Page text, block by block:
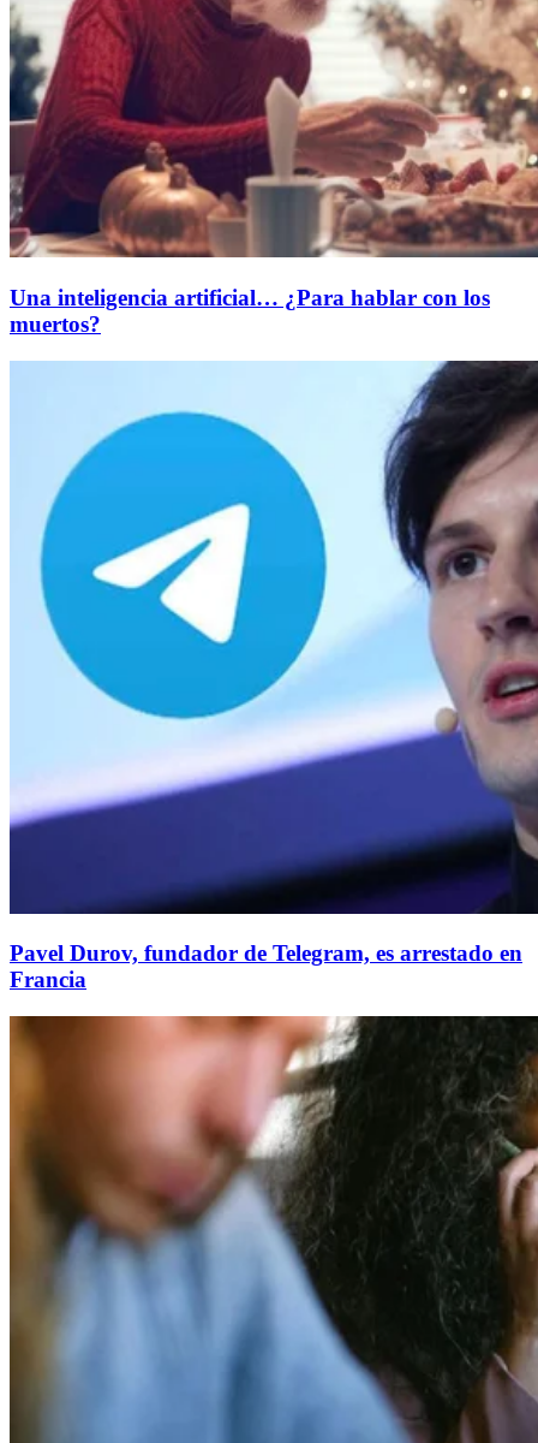
Una inteligencia artificial… ¿Para hablar con los
muertos?
Pavel Durov, fundador de Telegram, es arrestado en
Francia